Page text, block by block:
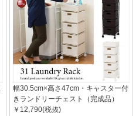
幅30.5cm×高さ47cm・キャスター付
きランドリーチェスト（完成品）
￥12,790(税抜)